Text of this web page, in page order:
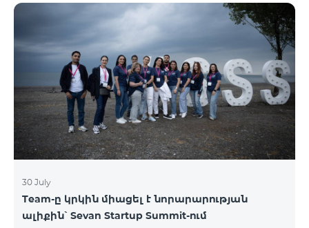
30 July
Team-ը կրկին միացել է նորարարության
ալիքին՝ Sevan Startup Summit-ում